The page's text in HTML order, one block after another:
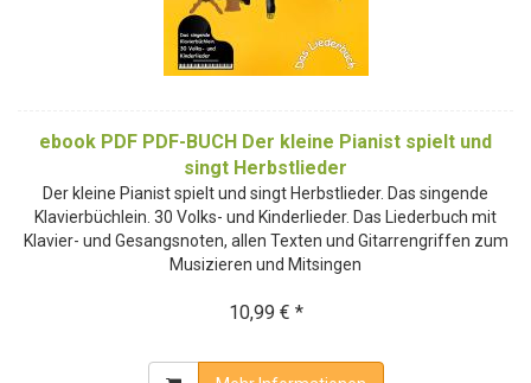
ebook PDF PDF-BUCH Der kleine Pianist spielt und
singt Herbstlieder
Der kleine Pianist spielt und singt Herbstlieder. Das singende
Klavierbüchlein. 30 Volks- und Kinderlieder. Das Liederbuch mit
Klavier- und Gesangsnoten, allen Texten und Gitarrengriffen zum
Musizieren und Mitsingen
10,99 € *